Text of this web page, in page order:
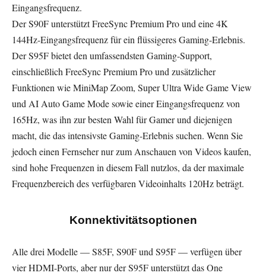
Eingangsfrequenz.
Der S90F unterstützt FreeSync Premium Pro und eine 4K
144Hz-Eingangsfrequenz für ein flüssigeres Gaming-Erlebnis.
Der S95F bietet den umfassendsten Gaming-Support,
einschließlich FreeSync Premium Pro und zusätzlicher
Funktionen wie MiniMap Zoom, Super Ultra Wide Game View
und AI Auto Game Mode sowie einer Eingangsfrequenz von
165Hz, was ihn zur besten Wahl für Gamer und diejenigen
macht, die das intensivste Gaming-Erlebnis suchen. Wenn Sie
jedoch einen Fernseher nur zum Anschauen von Videos kaufen,
sind hohe Frequenzen in diesem Fall nutzlos, da der maximale
Frequenzbereich des verfügbaren Videoinhalts 120Hz beträgt.
Konnektivitätsoptionen
Alle drei Modelle — S85F, S90F und S95F — verfügen über
vier HDMI-Ports, aber nur der S95F unterstützt das One